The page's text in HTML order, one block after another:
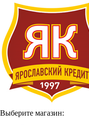
Выберите магазин: